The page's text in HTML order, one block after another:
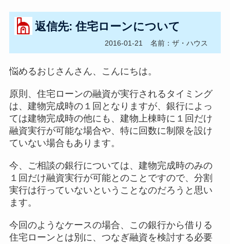
返信先: 住宅ローンについて
2016-01-21 名前：ザ・ハウス
悩めるおじさんさん、こんにちは。
原則、住宅ローンの融資が実行されるタイミング
は、建物完成時の１回となりますが、銀行によっ
ては建物完成時の他にも、建物上棟時に１回だけ
融資実行が可能な場合や、特に回数に制限を設け
ていない場合もあります。
今、ご相談の銀行については、建物完成時のみの
１回だけ融資実行が可能とのことですので、分割
実行は行っていないということなのだろうと思い
ます。
今回のようなケースの場合、この銀行から借りる
住宅ローンとは別に、つなぎ融資を検討する必要